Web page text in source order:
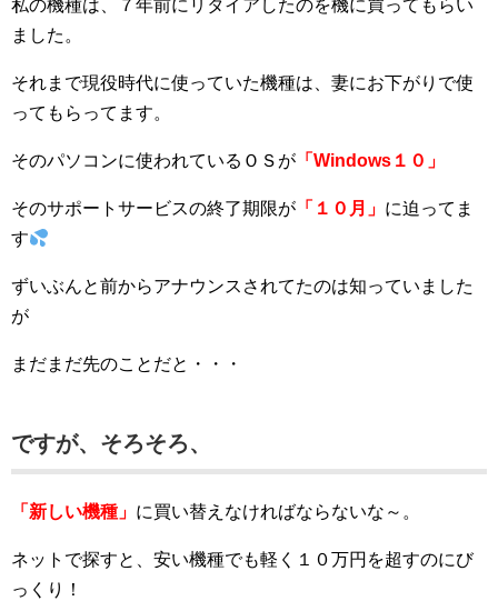
私の機種は、７年前にリタイアしたのを機に買ってもらい
ました。
それまで現役時代に使っていた機種は、妻にお下がりで使
ってもらってます。
そのパソコンに使われているＯＳが 「Windows１０」
そのサポートサービスの終了期限が 「１０月」 に迫ってま
す
ずいぶんと前からアナウンスされてたのは知っていました
が
まだまだ先のことだと・・・
ですが、そろそろ、
「新しい機種」 に買い替えなければならないな～。
ネットで探すと、安い機種でも軽く１０万円を超すのにび
っくり！